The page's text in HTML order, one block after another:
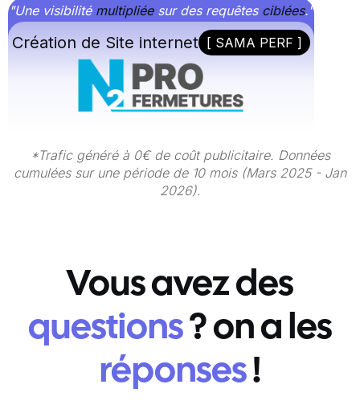
"Une visibilité multipliéesur des requêtes ciblées."
Création de Site internet [ SAMA PERF ]
*Trafic généré à 0€ de coût publicitaire. Données
cumulées sur une période de 10 mois (Mars 2025 - Jan
2026).
Vous avez des
questions? on a les
réponses!